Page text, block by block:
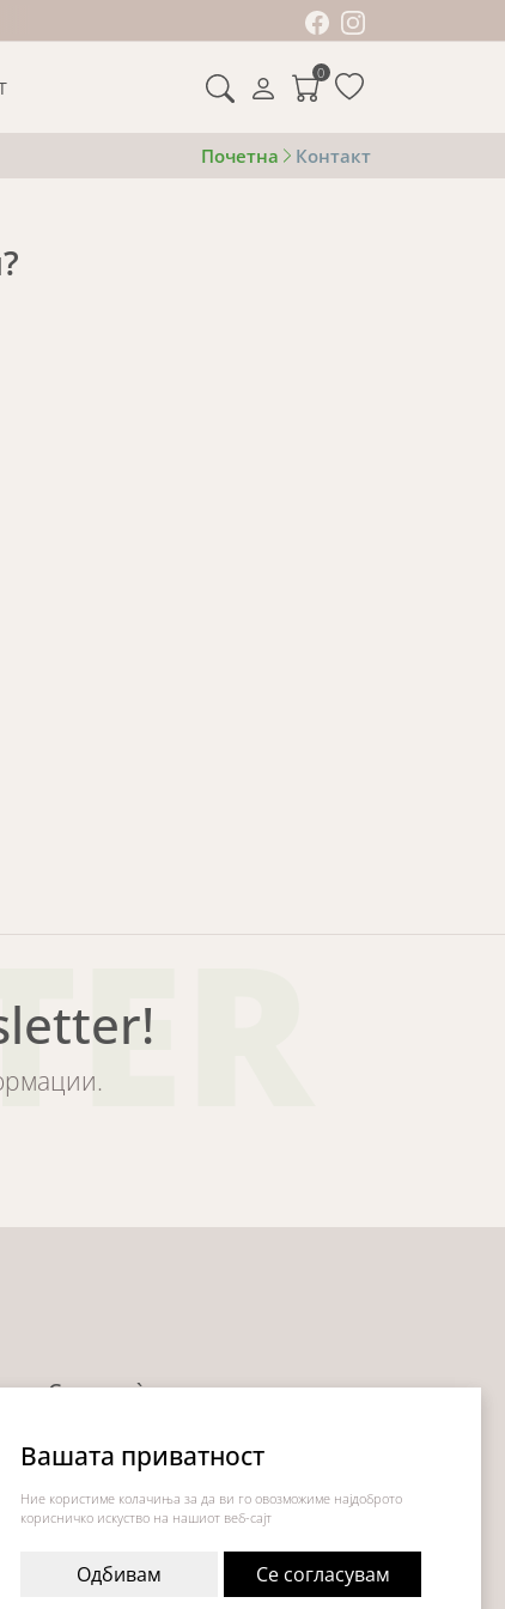
Вашата приватност
Ние користиме колачиња за да ви го овозможиме најдоброто
корисничко искуство на нашиот веб-сајт
Одбивам Се согласувам
0
Почетна Контакт
Следи нè
Instagram